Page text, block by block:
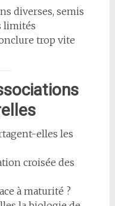
diverses, semis
limités
trop vite
elles les
croisée des
à maturité ?